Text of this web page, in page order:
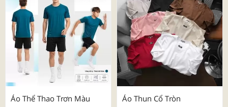
Áo Thể Thao Trơn Màu Áo Thun Cổ Tròn